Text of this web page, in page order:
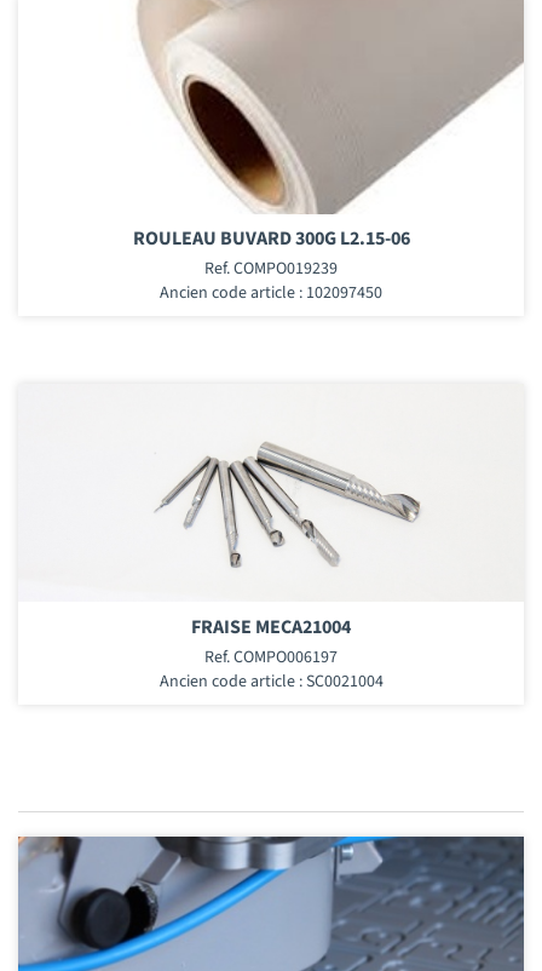
ROULEAU BUVARD 300G L2.15-06
Ref. COMPO019239
Ancien code article : 102097450
FRAISE MECA21004
Ref. COMPO006197
Ancien code article : SC0021004